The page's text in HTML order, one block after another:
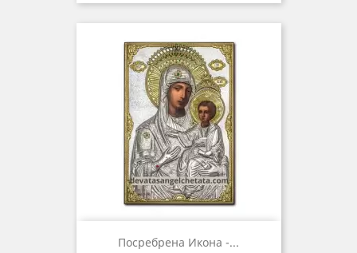
Посребрена Икона -...